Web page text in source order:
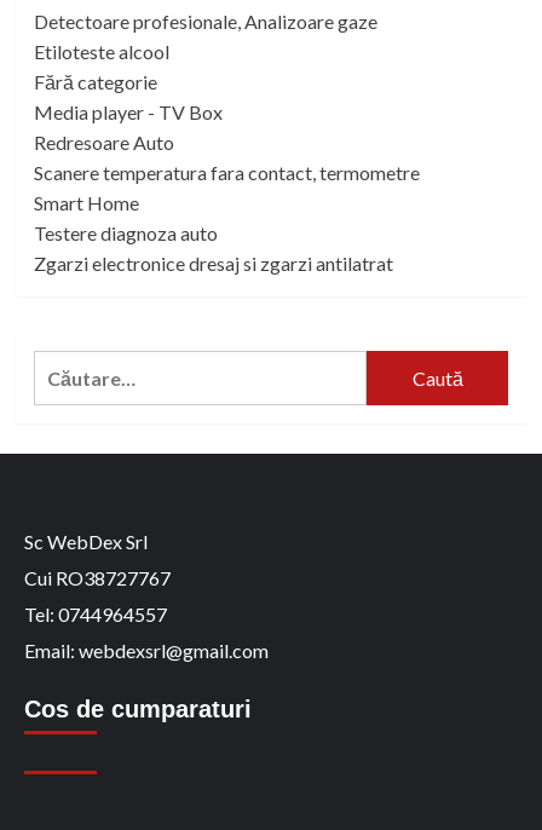
Detectoare profesionale, Analizoare gaze
Etiloteste alcool
Fără categorie
Media player - TV Box
Redresoare Auto
Scanere temperatura fara contact, termometre
Smart Home
Testere diagnoza auto
Zgarzi electronice dresaj si zgarzi antilatrat
Caută
Sc WebDex Srl
Cui RO38727767
Tel: 0744964557
Email: webdexsrl@gmail.com
Cos de cumparaturi